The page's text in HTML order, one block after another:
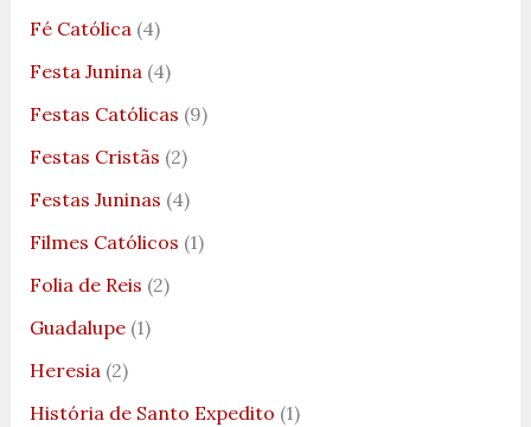
Fé Católica(4)
Festa Junina(4)
Festas Católicas (9)
Festas Cristãs (2)
Festas Juninas (4)
Filmes Católicos (1)
Folia de Reis (2)
Guadalupe(1)
Heresia(2)
História de Santo Expedito (1)